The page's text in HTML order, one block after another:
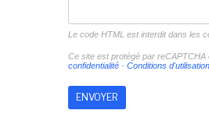
Le code HTML est interdit dans les
Ce site est protégé par reCAPTCHA
confidentialité- Conditions d'utilisation